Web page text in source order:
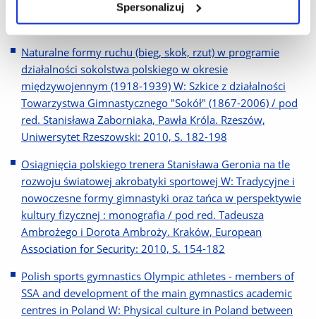
Spersonalizuj
(1867-2006) / pod red. Stanisława Zaborniaka, Pawła
Króla. Rzeszów, Uniwersytet Rzeszowski: 2010, S. 36-50
Naturalne formy ruchu (bieg, skok, rzut) w programie
działalności sokolstwa polskiego w okresie
międzywojennym (1918-1939) W: Szkice z działalności
Towarzystwa Gimnastycznego "Sokół" (1867-2006) / pod
red. Stanisława Zaborniaka, Pawła Króla. Rzeszów,
Uniwersytet Rzeszowski: 2010, S. 182-198
Osiągnięcia polskiego trenera Stanisława Geronia na tle
rozwoju światowej akrobatyki sportowej W: Tradycyjne i
nowoczesne formy gimnastyki oraz tańca w perspektywie
kultury fizycznej : monografia / pod red. Tadeusza
Ambrożego i Dorota Ambroży. Kraków, European
Association for Security: 2010, S. 154-182
Polish sports gymnastics Olympic athletes - members of
SSA and development of the main gymnastics academic
centres in Poland W: Physical culture in Poland between